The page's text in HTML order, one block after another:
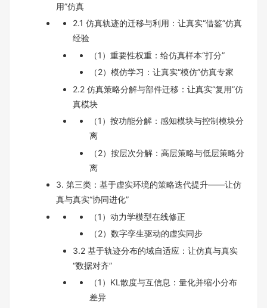
用”仿真
2.1 仿真轨迹的迁移与利用：让真实“借鉴”仿真
经验
（1）重要性权重：给仿真样本“打分”
（2）模仿学习：让真实“模仿”仿真专家
2.2 仿真策略分解与部件迁移：让真实“复用”仿
真模块
（1）按功能分解：感知模块与控制模块分
离
（2）按层次分解：高层策略与低层策略分
离
3. 第三类：基于虚实环境的策略迭代提升——让仿
真与真实“协同进化”
（1）动力学模型在线修正
（2）数字孪生驱动的虚实同步
3.2 基于轨迹分布的域自适应：让仿真与真实
“数据对齐”
（1）KL散度与互信息：量化并缩小分布
差异